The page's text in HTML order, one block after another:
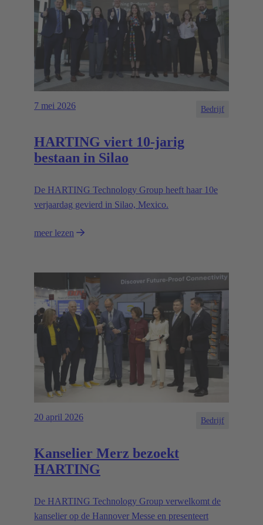
7 mei 2026 Bedrijf
HARTING viert 10-jarig
bestaan in Silao
De HARTING Technology Group heeft haar 10e
verjaardag gevierd in Silao, Mexico.
meer lezen
20 april 2026 Bedrijf
Kanselier Merz bezoekt
HARTING
De HARTING Technology Group verwelkomt de
kanselier op de Hannover Messe en presenteert